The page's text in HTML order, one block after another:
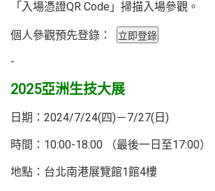
「入場憑證QR Code」掃描入場參觀。
個人參觀預先登錄：
-
2025亞洲生技大展
日期：2024/7/24(四)－7/27(日)
時間：10:00-18:00 （最後一日至17:00）
地點：台北南港展覽館1館4樓